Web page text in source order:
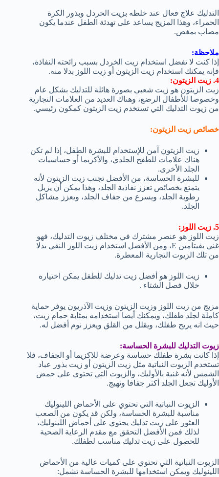
التدليك علاج فعال عند خلطه بزيت الخردل وبذور الكرة
الحمراء، وهذا المزيج يساعد على تهدئة الطفل عندما يكون
مصاب بمغص.
ملاحظة:
إذا كنت لا تفضل استخدام زيت الخردل بسبب رائحته النفاذة،
فإنه يمكنك استخدام زيت الزيتون أو زيت اللوز بدلا منه.
4. زيت الزيتون:
زيت الزيتون هو زيت شعبي بصورة هائلة للتدليك بشكل عام
وخصوصا للأطفال الرضع، وهناك العديد من العلامات التجارية
من زيوت التدليك التي تستخدم زيت الزيتون كمكون رئيسي.
خصائص زيت الزيتون:
زيت الزيتون آمن للإستخدام للبشرة الطفل، إذا لم تكن
هناك علامات للطفح الجلدي، والأكزيما أو حساسيات
الجلد الأخرى.
للبشرة الحساسة، من الأفضل تجنب زيت الزيتون لأنه
يتمتع بخصائص تعزز نفاذية الجلد، وهذا يمكن أن يزيل
رطوبة الجلد، ويسرع من جفاف الجلد، ويعزز مشاكل
الجلد.
5. زيت اللوز:
زيت اللوز هو عنصر مشترك في مختلف زيوت التدليك، فهو
غني بفيتامين E، ومن الأفضل استخدام زيت اللوز النقي بدلا
من تلك الزيوت التجارية المعطرة.
زيت اللوز هو أفضل زيت تدليك للطفل يمكن اختياره
خلال فصل الشتاء .
مزيج من زيت اللوز وزيت الزيتون وزيت الآذريون يوفر حماية
كاملة لجلد طفلك، ويمكنك أيضا استخدامه بمثابة حمام زيت،
حيث انه يريح طفلك، ويقلل من القلق ويعزز نوم أفضل له.
زيوت التدليك للبشرة الحساسة:
إذا كانت بشرة طفلك حساسة وعرضة للاكزيما أو الجفاف، فلا
تستخدم الزيوت النباتية مثل زيت الزيتون أو زيت بذور عباد
الشمس لأنه غنية بالأوليك، والزيوت التي تحتوي على حمض
الأوليك تجعل الجلد أكثر جفافا وتهيج.
الزيوت النباتية التي تحتوي على الأحماض اللينوليك
مناسبة للبشرة الحساسة، ولكن قد يكون من الصعب
العثور على زيت تدليك يحتوي على أحماض اللينوليك،
لذلك فمن الأفضل التحقق مع مقدم الرعاية الصحية
للحصول على زيت تدليك مناسب لطفلك.
الزيوت النباتية التي تحتوي على كميات عالية من الأحماض
اللينوليك ويمكن استخدامها للبشرة الحساسة تشمل: